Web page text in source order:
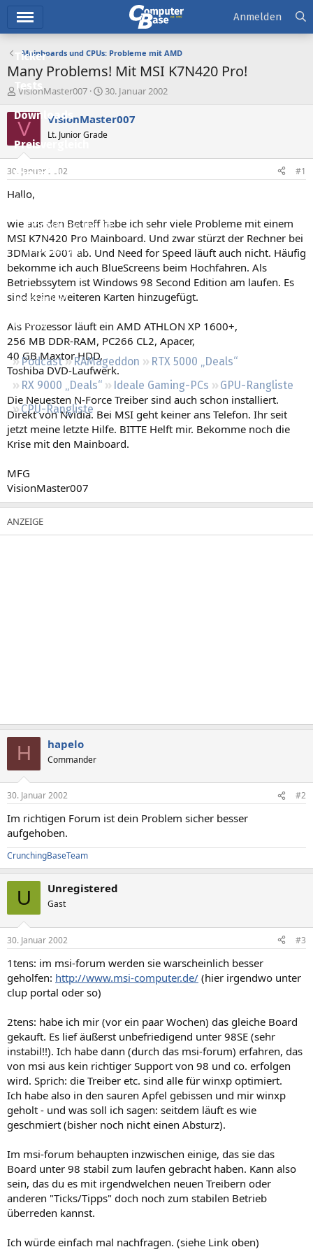
Ticker
Tests
Downloads
Preisvergleich
Forum
Aktuelles
Empfohlene Inhalte
Neue Beiträge
Neueste Aktivitäten
Leserartikel
Regeln
Podcast RAMageddon
RTX 5000 „Deals“
RX 9000 „Deals“
Ideale Gaming-PCs
GPU-Rangliste
CPU-Rangliste
Anmelden
Mainboards und CPUs: Probleme mit AMD
Many Problems! Mit MSI K7N420 Pro!
E
s
t
e
e
r
VisionMaster007
E
s
e
t
30. Januar 2002
V VisionMaster007
Lt. Junior Grade
30. Januar 2002 #1
Hallo,
wie aus den Betreff habe ich sehr viele Probleme mit einem
MSI K7N420 Pro Mainboard. Und zwar stürzt der Rechner bei
3DMark 2001 ab. Und Need for Speed läuft auch nicht. Häufig
bekomme ich auch BlueScreens beim Hochfahren. Als
Betriebssytem ist Windows 98 Second Edition am laufen. Es
sind keine weiteren Karten hinzugefügt.
Als Prozessor läuft ein AMD ATHLON XP 1600+,
256 MB DDR-RAM, PC266 CL2, Apacer,
40 GB Maxtor HDD,
Toshiba DVD-Laufwerk.
Die Neuesten N-Force Treiber sind auch schon installiert.
Direkt von Nvidia. Bei MSI geht keiner ans Telefon. Ihr seit
jetzt meine letzte Hilfe. BITTE Helft mir. Bekomme noch die
Krise mit den Mainboard.
MFG
VisionMaster007
H hapelo
Commander
30. Januar 2002 #2
Im richtigen Forum ist dein Problem sicher besser
aufgehoben.
CrunchingBaseTeam
U Unregistered
Gast
30. Januar 2002 #3
1tens: im msi-forum werden sie warscheinlich besser
geholfen: http://www.msi-computer.de/ (hier irgendwo unter
clup portal oder so)
2tens: habe ich mir (vor ein paar Wochen) das gleiche Board
gekauft. Es lief äußerst unbefriedigend unter 98SE (sehr
instabil!!). Ich habe dann (durch das msi-forum) erfahren, das
von msi aus kein richtiger Support von 98 und co. erfolgen
wird. Sprich: die Treiber etc. sind alle für winxp optimiert.
Ich habe also in den sauren Apfel gebissen und mir winxp
geholt - und was soll ich sagen: seitdem läuft es wie
geschmiert (bisher noch nicht einen Absturz).
Im msi-forum behaupten inzwischen einige, das sie das
Board unter 98 stabil zum laufen gebracht haben. Kann also
sein, das du es mit irgendwelchen neuen Treibern oder
anderen "Ticks/Tipps" doch noch zum stabilen Betrieb
überreden kannst.
Ich würde einfach mal nachfragen. (siehe Link oben)